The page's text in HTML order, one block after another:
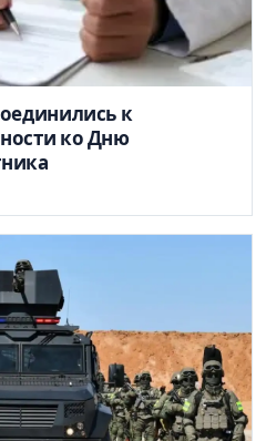
к
ко Дню